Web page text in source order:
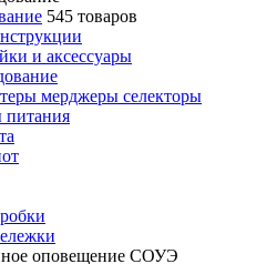
545 товаров
и аксесcуары
мерджеры селекторы
питания